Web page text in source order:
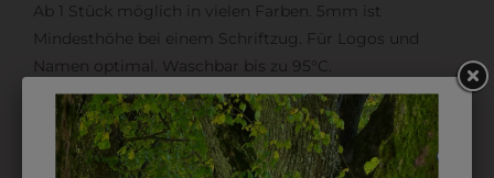
Ab 1 Stück möglich in vielen Farben. 5mm ist
Mindesthöhe bei einem Schriftzug. Für Logos und
Namen optimal. Waschbar bis zu 95°C.
EMBLEM
Kann gestickt oder bedruckt werden. Sehr vielseitig